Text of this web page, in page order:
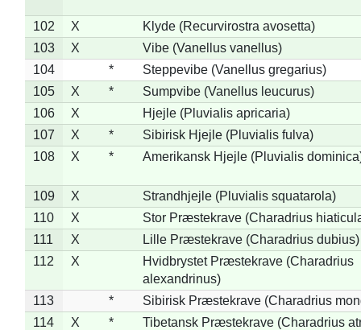
102 X
Klyde (Recurvirostra avosetta)
103
X
Vibe (Vanellus vanellus)
104
*
Steppevibe (Vanellus gregarius)
105
X *
Sumpvibe (Vanellus leucurus)
106
X
Hjejle (Pluvialis apricaria)
107
X *
Sibirisk Hjejle (Pluvialis fulva)
108
X * Amerikansk Hjejle (Pluvialis
109 X
Strandhjejle (Pluvialis squatarola)
110
X
Stor Præstekrave (Charadrius
111
X
Lille Præstekrave (Charadrius dubius)
112
X
Hvidbrystet Præstekrave (Charadrius
alexandrinus)
113
*
Sibirisk Præstekrave (Charadrius
114
X * Tibetansk Præstekrave (Charadrius